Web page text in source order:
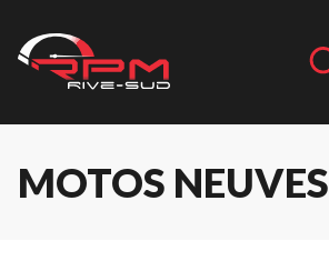
MOTOS NEUVES